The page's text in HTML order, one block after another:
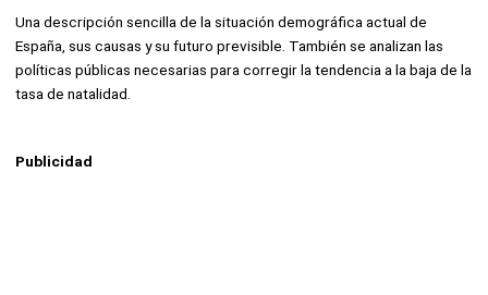
Una descripción sencilla de la situación demográfica actual de
España, sus causas y su futuro previsible. También se analizan las
políticas públicas necesarias para corregir la tendencia a la baja de la
tasa de natalidad.
Publicidad